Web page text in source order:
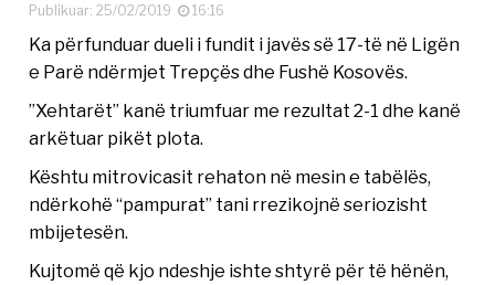
Publikuar: 25/02/2019
16:16
Ka përfunduar dueli i fundit i javës së 17-të në Ligën
e Parë ndërmjet Trepçës dhe Fushë Kosovës.
”Xehtarët” kanë triumfuar me rezultat 2-1 dhe kanë
arkëtuar pikët plota.
Kështu mitrovicasit rehaton në mesin e tabëlës,
ndërkohë “pampurat” tani rrezikojnë seriozisht
mbijetesën.
Kujtomë që kjo ndeshje ishte shtyrë për të hënën,